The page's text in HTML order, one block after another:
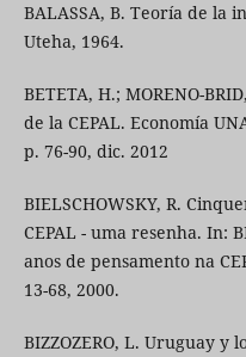
BALASSA, B. Teoría de la
Uteha, 1964.
BETETA, H.; MORENO-
de la CEPAL. Economía
p. 76-90, dic. 2012
BIELSCHOWSKY, R.
CEPAL - uma resenha. In:
anos de pensamento na
13-68, 2000.
BIZZOZERO, L. Uruguay y